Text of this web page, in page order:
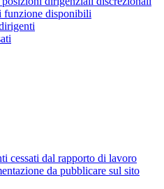
funzione disponibili
cessati dal rapporto di lavoro
da pubblicare sul sito